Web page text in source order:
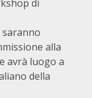
di
alla
avrà luogo a
della